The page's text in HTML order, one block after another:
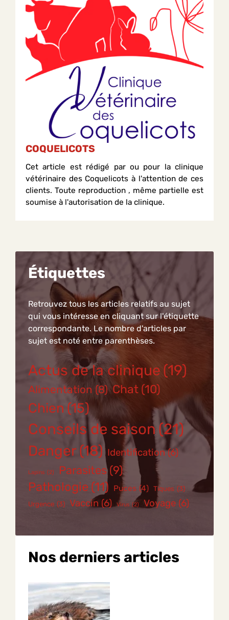
COQUELICOTS
Cet article est rédigé par ou pour la clinique
vétérinaire des Coquelicots à l'attention de ces
clients. Toute reproduction , même partielle est
soumise à l'autorisation de la clinique.
Étiquettes
Retrouvez tous les articles relatifs au sujet
qui vous intéresse en cliquant sur l'étiquette
correspondante. Le nombre d'articles par
sujet est noté entre parenthèses.
Actus de la clinique (19)
Alimentation (8) Chat (10)
Chien (15)
Conseils de saison (21)
Danger(18) Identification (6)
Lapins (2) Parasites (9)
Pathologie (11) Puces (4) Tiques (3)
Urgence (3) Vaccin (6) Virus (2) Voyage (6)
Nos derniers articles